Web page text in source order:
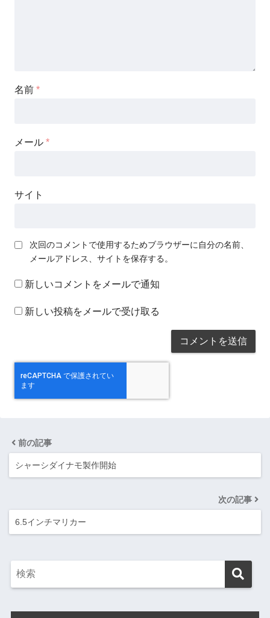
名前 *
メール *
サイト
次回のコメントで使用するためブラウザーに自分の名前、
メールアドレス、サイトを保存する。
新しいコメントをメールで通知
新しい投稿をメールで受け取る
前の記事
シャーシダイナモ製作開始
次の記事
6.5インチマリカー